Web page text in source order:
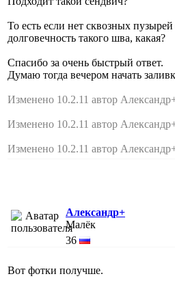
То есть если нет сквозных
долговечность такого шва, какая?
Спасибо за очень быстрый ответ.
Думаю тогда вечером начать
Изменено 10.2.11 автор
Изменено 10.2.11 автор
Изменено 10.2.11 автор
Александр+
Малёк
36
Вот фотки получше.